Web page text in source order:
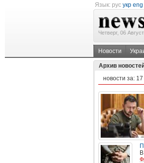
Язык: рус укр eng
Четверг, 06 Август
Новости
Архив
новости за: